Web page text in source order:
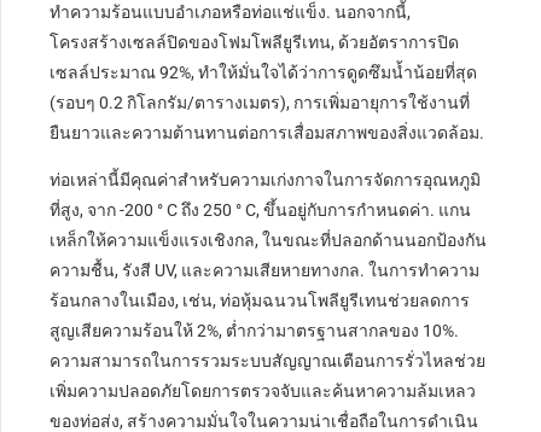
ทำความร้อนแบบอำเภอหรือท่อแช่แข็ง. นอกจากนี้,
โครงสร้างเซลล์ปิดของโฟมโพลียูรีเทน, ด้วยอัตราการปิด
เซลล์ประมาณ 92%, ทำให้มั่นใจได้ว่าการดูดซึมน้ำน้อยที่สุด
(รอบๆ 0.2 กิโลกรัม/ตารางเมตร), การเพิ่มอายุการใช้งานที่
ยืนยาวและความต้านทานต่อการเสื่อมสภาพของสิ่งแวดล้อม.
ท่อเหล่านี้มีคุณค่าสำหรับความเก่งกาจในการจัดการอุณหภูมิ
ที่สูง, จาก -200 ° C ถึง 250 ° C, ขึ้นอยู่กับการกำหนดค่า. แกน
เหล็กให้ความแข็งแรงเชิงกล, ในขณะที่ปลอกด้านนอกป้องกัน
ความชื้น, รังสี UV, และความเสียหายทางกล. ในการทำความ
ร้อนกลางในเมือง, เช่น, ท่อหุ้มฉนวนโพลียูรีเทนช่วยลดการ
สูญเสียความร้อนให้ 2%, ต่ำกว่ามาตรฐานสากลของ 10%.
ความสามารถในการรวมระบบสัญญาณเตือนการรั่วไหลช่วย
เพิ่มความปลอดภัยโดยการตรวจจับและค้นหาความล้มเหลว
ของท่อส่ง, สร้างความมั่นใจในความน่าเชื่อถือในการดำเนิน